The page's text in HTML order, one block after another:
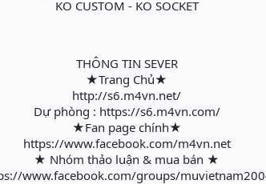
KO CUSTOM - KO SOCKET
THÔNG TIN SEVER
★Trang Chủ★
http://s6.m4vn.net/
Dự phòng : https://s6.m4vn.com/
★Fan page chính★
https://www.facebook.com/m4vn.net
★ Nhóm thảo luận & mua bán ★
www.facebook.com/groups/